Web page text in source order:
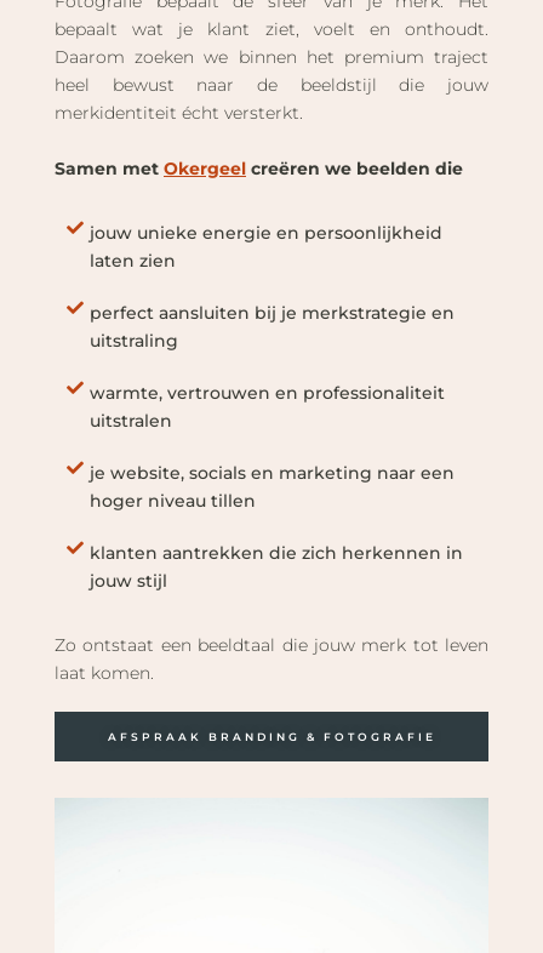
-SAM SCHRAM, COMMON HEROES
bepaalt wat je klant ziet, voelt en onthoudt.
Daarom zoeken we binnen het premium traject
heel bewust naar de beeldstijl die jouw
merkidentiteit écht versterkt.
Samen met Okergeel creëren we beelden die
jouw unieke energie en persoonlijkheid
laten zien
perfect aansluiten bij je merkstrategie en
uitstraling
warmte, vertrouwen en professionaliteit
uitstralen
je website, socials en marketing naar een
hoger niveau tillen
klanten aantrekken die zich herkennen in
jouw stijl
Zo ontstaat een beeldtaal die jouw merk tot leven
laat komen.
AFSPRAAK BRANDING & FOTOGRAFIE